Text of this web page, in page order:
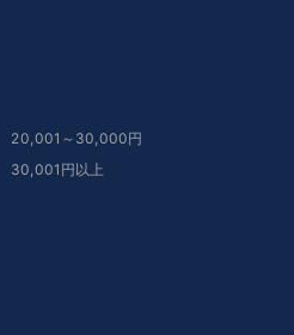
20,001～30,000円
30,001円以上